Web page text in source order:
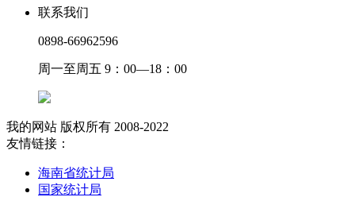
联系我们
0898-66962596
周一至周五 9：00—18：00
我的网站 版权所有 2008-2022
友情链接：
海南省统计局
国家统计局